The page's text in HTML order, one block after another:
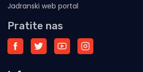
Jadranski web portal
Pratite nas